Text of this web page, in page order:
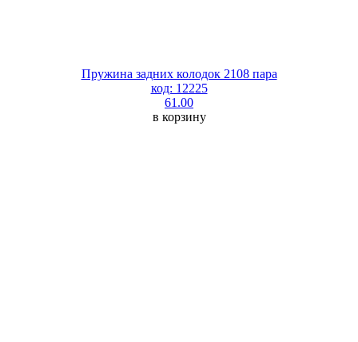
Пружина задних колодок 2108 пара
код: 12225
61.00
в корзину